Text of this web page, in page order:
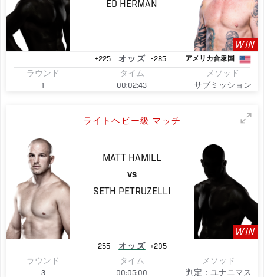
ED HERMAN
WIN
+225 オッズ -285 アメリカ合衆国
ラウンド
1
タイム
00:02:43
メソッド
サブミッション
ライトヘビー級 マッチ
MATT HAMILL
VS
SETH PETRUZELLI
WIN
-255 オッズ
+205
ラウンド
3
タイム
00:05:00
メソッド
判定：ユナニマス